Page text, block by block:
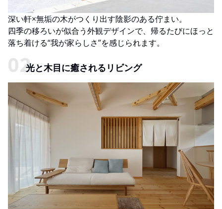
深い軒×無垢の木がつくり出す陰影のある佇まい。
四季の移ろいが似合う外観デザインで、帰るたびにほっと
落ち着ける“我が家らしさ”を感じられます。
光と木目に癒されるリビング